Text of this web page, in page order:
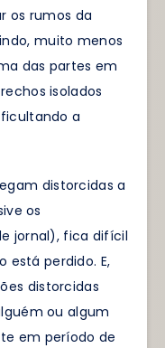
os rumos da
muito menos
das partes em
isolados
a
distorcidas a
os
jornal), fica difícil
está perdido. E,
distorcidas
ou algum
em período de